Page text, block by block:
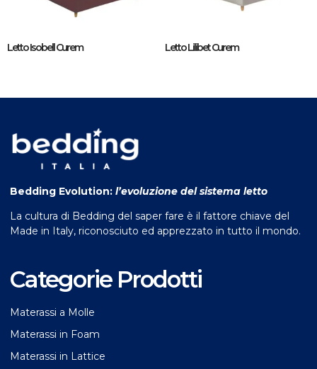
Letto Isobell Curem Letto Lilibet Curem
Bedding Evolution: l’evoluzione del sistema letto
La cultura di Bedding del saper fare è il fattore chiave del
Made in Italy, riconosciuto ed apprezzato in tutto il mondo.
Categorie Prodotti
Materassi a Molle
Materassi in Foam
Materassi in Lattice